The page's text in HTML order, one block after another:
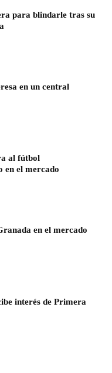
para blindarle tras su
en un central
al fútbol
en el mercado
en el mercado
interés de Primera